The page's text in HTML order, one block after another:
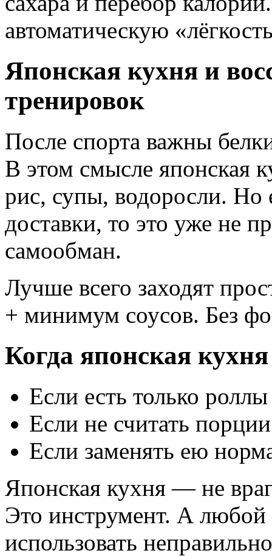
автоматическую
Японская кухня и
тренировок
После спорта важны
В этом смысле японская
рис, супы, водоросли. Но
доставки, то это уже не
самообман.
Лучше всего заходят
+ минимум соусов. Без
Когда японская
Если есть только
Если не считать порции
Если заменять ею
Японская кухня — не
Это инструмент. А
использовать